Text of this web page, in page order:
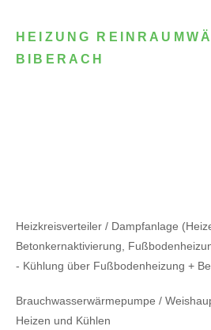
HEIZUNG
BIBERACH
Heizkreisverteiler / Dampfanlage
Betonkernaktivierung,
- Kühlung über Fußbodenheizung +
Brauchwasserwärmepumpe /
Heizen und Kühlen